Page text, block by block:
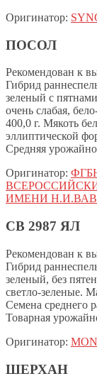
Оригинатор:
ПОСОЛ
Рекомендован к
Гибрид
зеленый с
очень слабая,
400,0 г. Мякоть
эллиптической
Средняя
Оригинатор:
ИМЕНИ
СВ 2987 ЯЛ
Рекомендован к
Гибрид
зеленый, без
светло-зеленые.
Семена среднего
Товарная
Оригинатор:
ШЕРХАН